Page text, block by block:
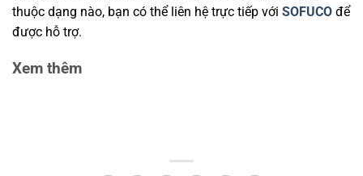
thuộc dạng nào, bạn có thể liên hệ trực tiếp với SOFUCO để
được hỗ trợ.
Xem thêm